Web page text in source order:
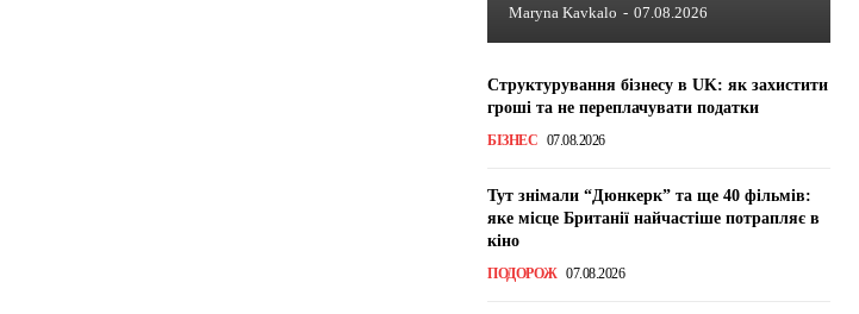
Maryna Kavkalo - 07.08.2026
Структурування бізнесу в UK: як захистити
гроші та не переплачувати податки
БІЗНЕС 07.08.2026
Тут знімали “Дюнкерк” та ще 40 фільмів:
яке місце Британії найчастіше потрапляє в
кіно
ПОДОРОЖ 07.08.2026